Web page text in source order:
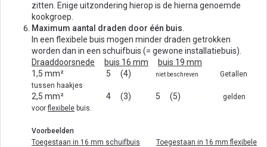
zitten. Enige uitzondering hierop is de hierna genoemde
kookgroep.
Maximum aantal draden door één buis
In een flexibele buis mogen minder draden getrokken
worden dan in een schuifbuis (= gewone installatiebuis).
Draaddoorsnede
buis 16 mm
buis 19 mm
1,5 mm²
5 (4) niet beschreven
Getallen
tussen haakjes
2,5 mm² 4 (3) 5 (5)
gelden
voorflexibele buis.
Voorbeelden
Toegestaan in 16 mm schuifbuis
Toegestaan in 16 mm flexibele